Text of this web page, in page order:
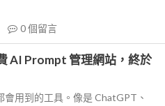
0個留言
AI Prompt 管理網站，終於
用到的工具。像是 ChatGPT、